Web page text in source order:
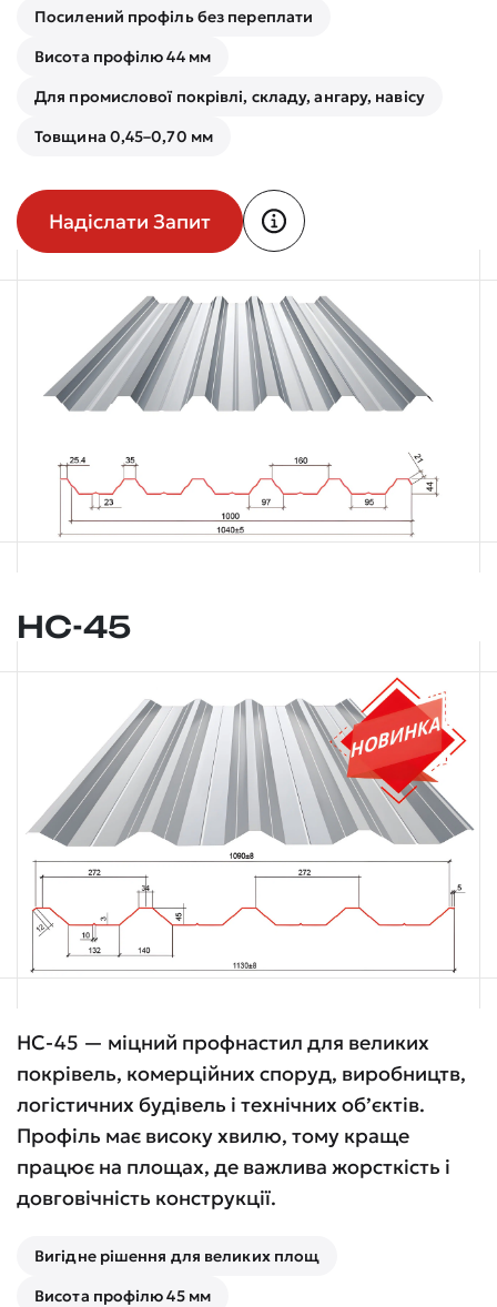
Посилений профіль без переплати
Висота профілю 44 мм
Для промислової покрівлі, складу, ангару, навісу
Товщина 0,45–0,70 мм
Надіслати Запит
НС-45
НС-45 — міцний профнастил для великих
покрівель, комерційних споруд, виробництв,
логістичних будівель і технічних об’єктів.
Профіль має високу хвилю, тому краще
працює на площах, де важлива жорсткість і
довговічність конструкції.
Вигідне рішення для великих площ
Висота профілю 45 мм